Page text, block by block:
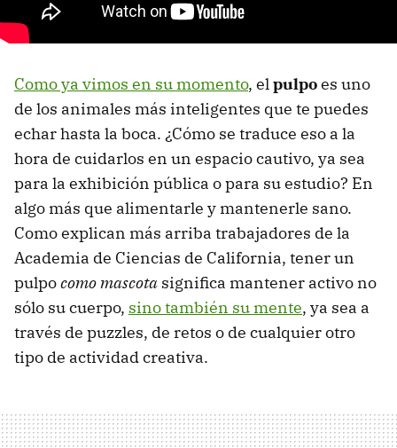
Como ya vimos en su momento, elpulpoes uno
de los animales más inteligentes que te puedes
echar hasta la boca. ¿Cómo se traduce eso a la
hora de cuidarlos en un espacio cautivo, ya sea
para la exhibición pública o para su estudio? En
algo más que alimentarle y mantenerle sano.
Como explican más arriba trabajadores de la
Academia de Ciencias de California, tener un
pulpocomo mascota significa mantener activo no
sólo su cuerpo, sino también su mente, ya sea a
través de puzzles, de retos o de cualquier otro
tipo de actividad creativa.